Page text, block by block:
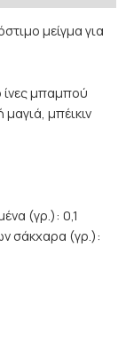
μείγμα για
μπαμπού
μπέικιν
(γρ.): 0,1
σάκχαρα (γρ.):